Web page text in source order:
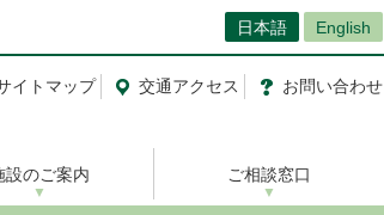
日本語 English
イトマップ 交通アクセス お問い合わせ
設のご案内 ご相談窓口